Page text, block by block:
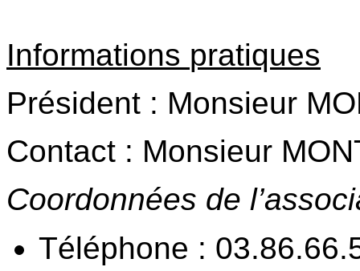
Informations pratiques
Président : Monsieur
Contact : Monsieur
Coordonnées de l’
Téléphone :